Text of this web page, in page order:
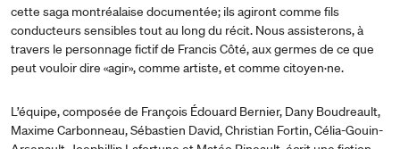
cette saga montréalaise documentée; ils agiront comme fils
conducteurs sensibles tout au long du récit. Nous assisterons, à
travers le personnage fictif de Francis Côté, aux germes de ce que
peut vouloir dire «agir», comme artiste, et comme citoyen·ne.
L’équipe, composée de François Édouard Bernier, Dany Boudreault,
Maxime Carbonneau, Sébastien David, Christian Fortin, Célia-Gouin-